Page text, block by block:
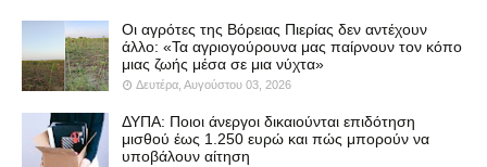
Οι αγρότες της Βόρειας Πιερίας δεν αντέχουν
άλλο: «Τα αγριογούρουνα μας παίρνουν τον κόπο
μιας ζωής μέσα σε μια νύχτα»
Δευτέρα, Αυγούστου 03, 2026
ΔΥΠΑ: Ποιοι άνεργοι δικαιούνται επιδότηση
μισθού έως 1.250 ευρώ και πώς μπορούν να
υποβάλουν αίτηση